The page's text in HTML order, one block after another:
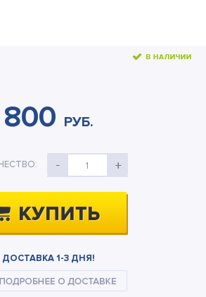
Озонаторы
Детские товары
Палатки и тенты
800 РУБ.
1
ДОСТАВКА 1-3 ДНЯ!